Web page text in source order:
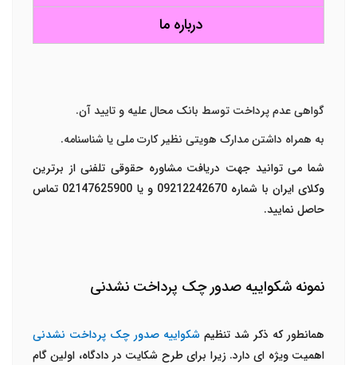
درباره ما
گواهی عدم پرداخت توسط بانک محال علیه و تایید آن.
به همراه داشتن مدارک هویتی نظیر کارت ملی یا شناسنامه.
شما می توانید جهت دریافت مشاوره حقوقی تلفنی از برترین
وکلای ایران با شماره 09212242670 و یا 02147625900 تماس
حاصل نمایید.
نمونه شکواییه صدور چک پرداخت نشدنی
همانطور که ذکر شد تنظیم شکواییه صدور چک پرداخت نشدنی
اهمیت ویژه ای دارد. زیرا برای طرح شکایت در دادگاه، اولین گام